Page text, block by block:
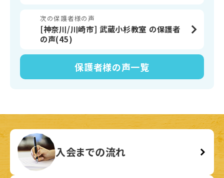
保護者様の声一覧
次の保護者様の声
[神奈川/川崎市] 武蔵小杉教室 の保護者
の声(45)
入会までの流れ